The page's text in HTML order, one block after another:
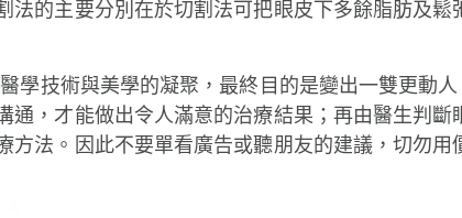
的主要分別在於切割法可把眼皮下多餘脂肪及鬆
學技術與美學的凝聚，最終目的是變出一雙更動
，才能做出令人滿意的治療結果；再由醫生判斷
法。因此不要單看廣告或聽朋友的建議，切勿用